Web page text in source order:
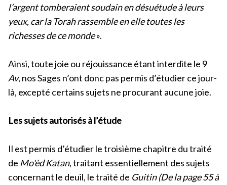
l’argent tomberaient soudain en désuétude à leurs
yeux, car la Torah rassemble en elle toutes les
richesses de ce monde».
Ainsi, toute joie ou réjouissance étant interdite le 9
Av, nos Sages n’ont donc pas permis d’étudier ce jour-
là, excepté certains sujets ne procurant aucune joie.
Les sujets autorisés à l’étude
Il est permis d’étudier le troisième chapitre du traité
de Mo'èd Katan, traitant essentiellement des sujets
concernant le deuil, le traité de Guitin (De la page 55 à